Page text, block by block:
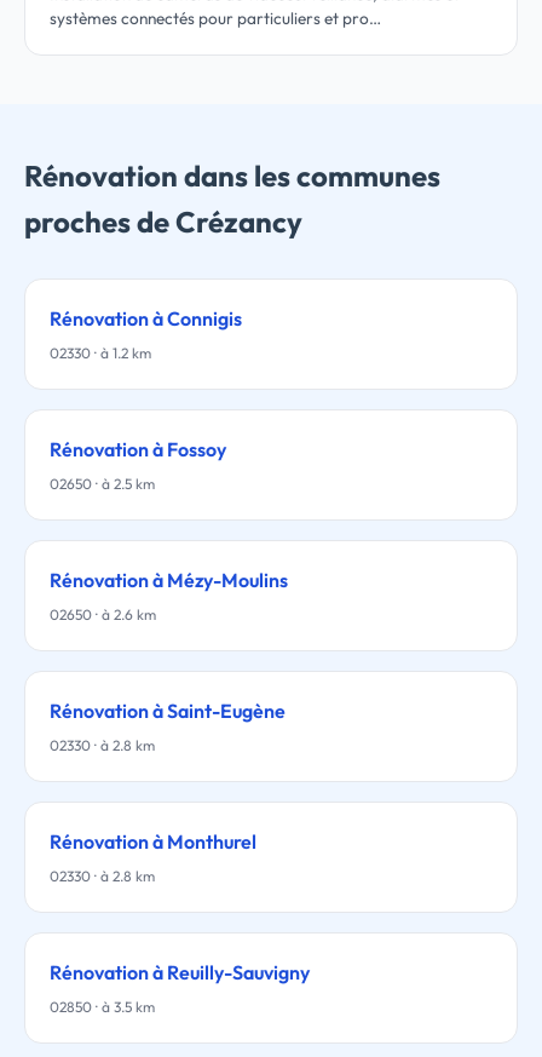
systèmes connectés pour particuliers et pro…
Rénovation dans les communes
proches de Crézancy
Rénovation à Connigis
02330 · à 1.2 km
Rénovation à Fossoy
02650 · à 2.5 km
Rénovation à Mézy-Moulins
02650 · à 2.6 km
Rénovation à Saint-Eugène
02330 · à 2.8 km
Rénovation à Monthurel
02330 · à 2.8 km
Rénovation à Reuilly-Sauvigny
02850 · à 3.5 km